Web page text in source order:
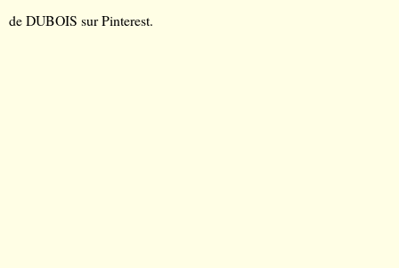
de DUBOIS sur Pinterest.